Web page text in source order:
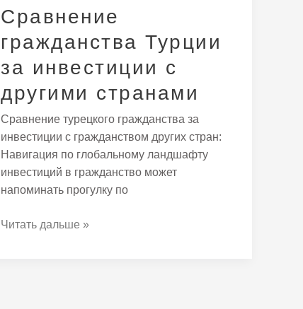
Сравнение
гражданства Турции
за инвестиции с
другими странами
Сравнение турецкого гражданства за
инвестиции с гражданством других стран:
Навигация по глобальному ландшафту
инвестиций в гражданство может
напоминать прогулку по
Читать дальше »